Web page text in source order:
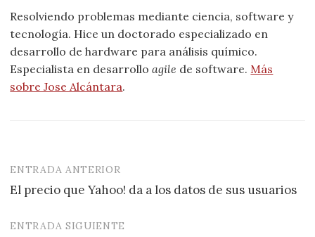
Resolviendo problemas mediante ciencia, software y
tecnología. Hice un doctorado especializado en
desarrollo de hardware para análisis químico.
Especialista en desarrolloagile de software. Más
sobre Jose Alcántara.
Navegación
de
entradas
ENTRADA ANTERIOR
El precio que Yahoo! da a los datos de sus usuarios
ENTRADA SIGUIENTE